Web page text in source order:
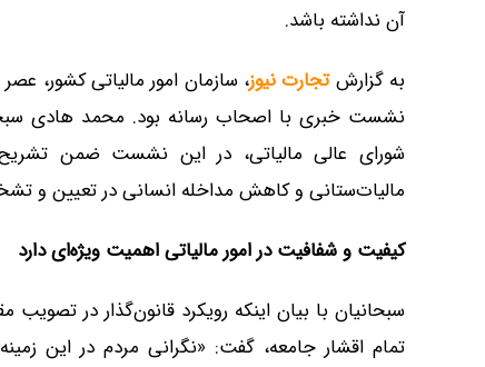
آن نداشته باشد.
به گزارشتجارت نیوز، سازمان امور مالیاتی کشور،
نشست خبری با اصحاب رسانه بود. محمد هادی
شورای عالی مالیاتی، در این نشست ضمن
مالیات‌ستانی و کاهش مداخله انسانی در تعیین و
کیفیت و شفافیت در امور مالیاتی اهمیت ویژه‌ای دارد
سبحانیان با بیان اینکه رویکرد قانون‌گذار در
تمام اقشار جامعه، گفت: «نگرانی مردم در این